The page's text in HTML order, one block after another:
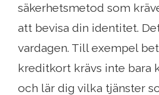
säkerhetsmetod som
att bevisa din identitet.
vardagen. Till exempel
kreditkort krävs inte bara
och lär dig vilka tjänster